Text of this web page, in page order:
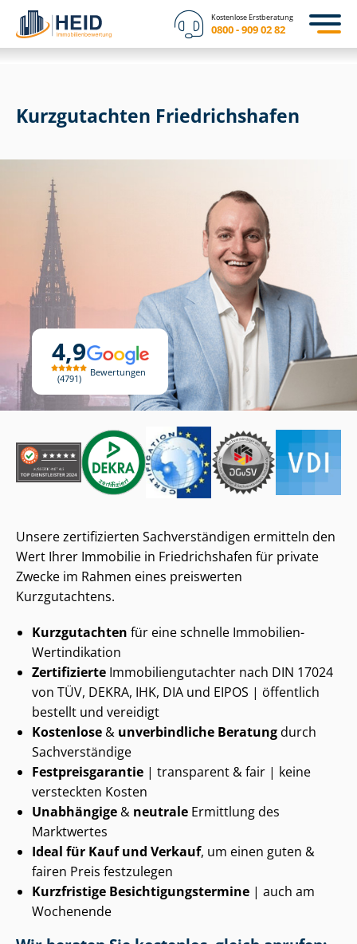
Kostenlose Erstberatung
0800 - 909 02 82
4,9
4791
Bewertungen
Kurzgutachten Friedrichshafen
Unsere zertifizierten Sach­ver­stän­di­gen ermitteln den
Wert Ihrer Immobilie in Friedrichshafen für private
Zwecke im Rahmen eines preiswerten
Kurzgutachtens.
Kurzgutachten für eine schnelle Immobilien-
Wertindikation
Zertifizierte Im­mo­bi­li­en­gut­ach­ter nach DIN 17024
von TÜV, DEKRA, IHK, DIA und EIPOS | öffentlich
bestellt und vereidigt
Kostenlose & unverbindliche Beratungdurch
Sachverständige
Fest­preis­ga­ran­tie | transparent & fair | keine
versteckten Kosten
Unabhängige & neutrale Ermittlung des
Marktwertes
Ideal für Kauf und Verkauf, um einen guten &
fairen Preis festzulegen
Kurzfristige Be­sich­ti­gungs­ter­mi­ne | auch am
Wochenende